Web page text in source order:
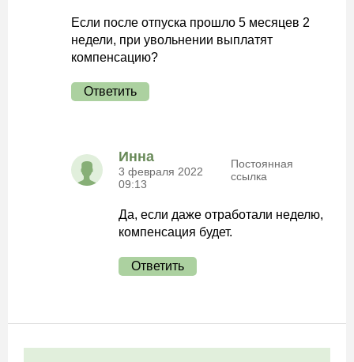
Если после отпуска прошло 5 месяцев 2
недели, при увольнении выплатят
компенсацию?
Ответить
Инна
3 февраля 2022
09:13
Постоянная
ссылка
Да, если даже отработали неделю,
компенсация будет.
Ответить